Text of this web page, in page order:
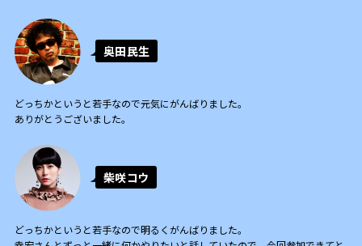
奥田民生
どっちかというと若手なので元気にがんばりました。
ありがとうございました。
柴咲コウ
どっちかというと若手なので明るくがんばりました。